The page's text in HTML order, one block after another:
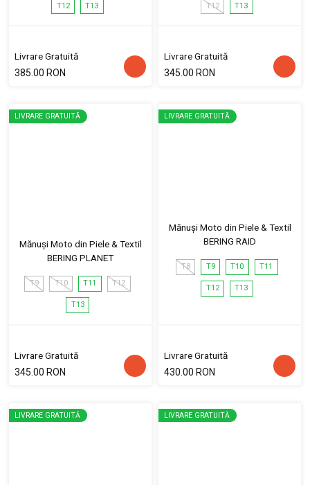
T12 T13
Livrare Gratuită
385.00 RON
T12 T13
Livrare Gratuită
345.00 RON
LIVRARE GRATUITĂ
Mănuși Moto din Piele & Textil
BERING PLANET
T9 T10 T11 T12
T13
Livrare Gratuită
345.00 RON
LIVRARE GRATUITĂ
Mănuși Moto din Piele & Textil
BERING RAID
T8 T9 T10 T11
T12 T13
Livrare Gratuită
430.00 RON
LIVRARE GRATUITĂ LIVRARE GRATUITĂ